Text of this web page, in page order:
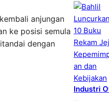
anjungan
ke posisi semula
dengan
Industri